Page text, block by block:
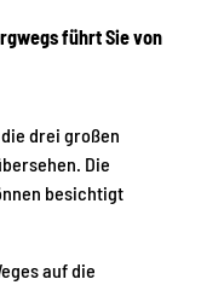
führt Sie von
drei großen
Die
besichtigt
auf die